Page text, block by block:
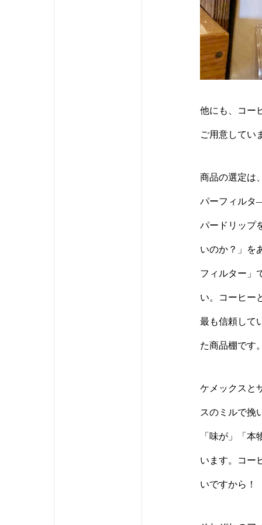
他にも、コー
ご用意してい
商品の選定は
パーフィルタ
パードリップ
いのか？」を
フィルター」
い。コーヒー
最も信頼して
た商品棚です
ケメックスと
スのミルで挽
「味が」「
います。コー
いですから！